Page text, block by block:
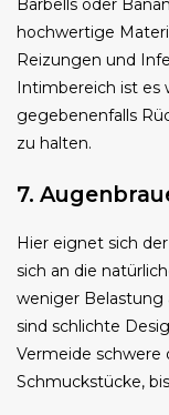
Barbells oder
hochwertige
Reizungen und
Intimbereich ist es
gegebenenfalls
zu halten.
7.
Hier eignet sich der
sich an die
weniger Belastung
sind schlichte
Vermeide schwere
Schmuckstücke,